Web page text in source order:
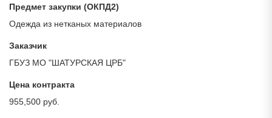
Предмет закупки (ОКПД2)
Одежда из нетканых материалов
Заказчик
ГБУЗ МО "ШАТУРСКАЯ ЦРБ"
Цена контракта
955,500 руб.